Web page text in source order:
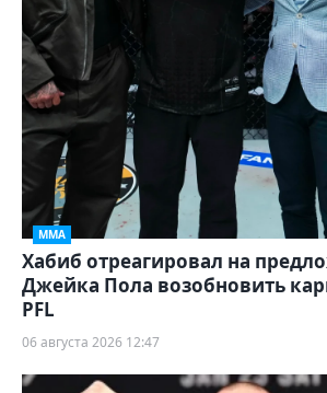
ММА
Хабиб отреагировал на
Джейка Пола возобновить
PFL
06 августа 2026 12:47